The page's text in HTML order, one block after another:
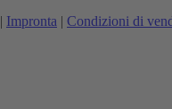
| Impronta | Condizioni di